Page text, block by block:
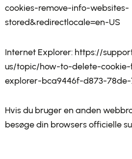
cookies-remove-info-websites-
stored&redirectlocale=en-US
Internet Explorer: https://
us/topic/how-to-delete-
explorer-bca9446f-d873-
Hvis du bruger en anden
besøge din browsers officielle